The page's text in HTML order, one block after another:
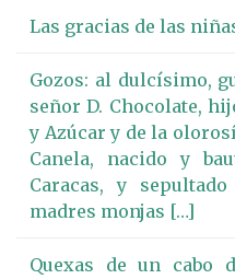
Las gracias de las
Gozos: al dulcísimo,
señor D. Chocolate,
y Azúcar y de la
Canela, nacido y
Caracas, y
madres monjas […]
Quexas de un cabo